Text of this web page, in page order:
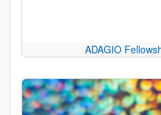
ADAGIO